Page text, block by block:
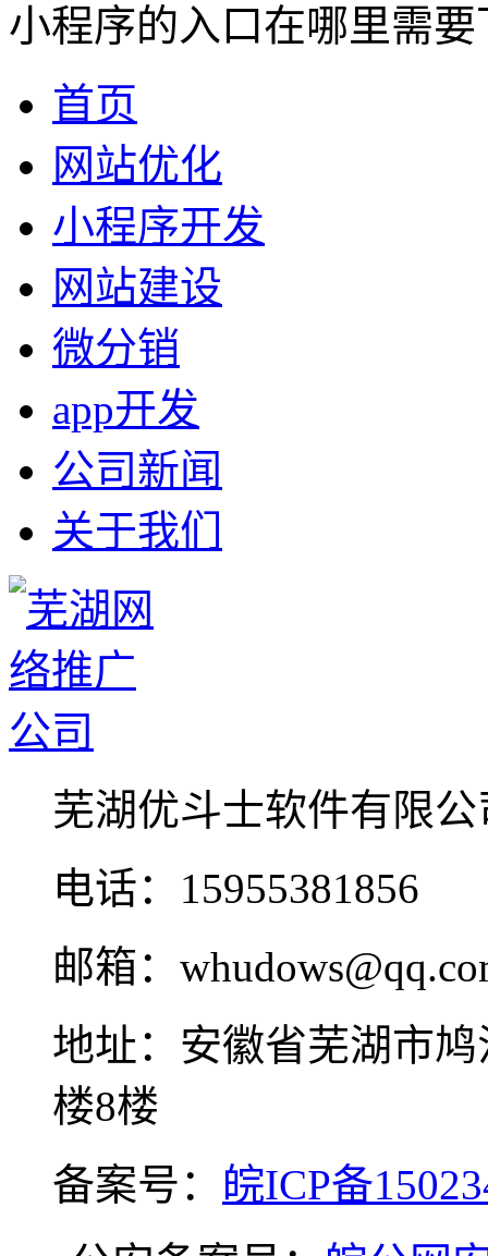
小程序的入口在哪里需要
首页
网站优化
小程序开发
网站建设
微分销
app开发
公司新闻
关于我们
芜湖优斗士软件有限公
电话：15955381856
邮箱：
地址：安徽省芜湖市
楼8楼
备案号： 皖ICP备